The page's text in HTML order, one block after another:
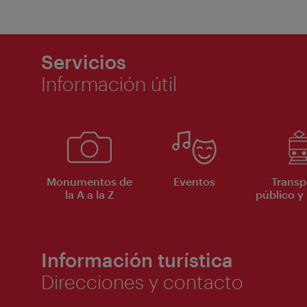
Servicios
Información útil
Monumentos de
la A a la Z
Eventos
público y
Información turística
Direcciones y contacto